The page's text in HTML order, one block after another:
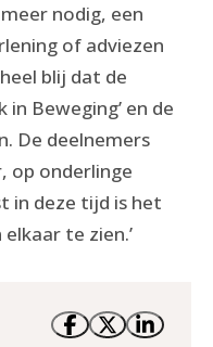
nodig, een
of adviezen
blij dat de
Beweging’ en de
De deelnemers
op onderlinge
in deze tijd is het
te zien.’